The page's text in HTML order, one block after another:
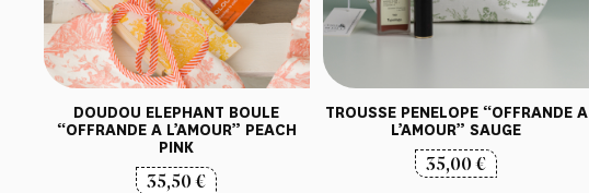
DOUDOU ELEPHANT BOULE
“OFFRANDE A L’AMOUR” PEACH
PINK
35,50€
TROUSSE PENELOPE “OFFRANDE A
L’AMOUR” SAUGE
35,00€